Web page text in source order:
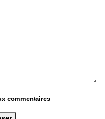
commentaires